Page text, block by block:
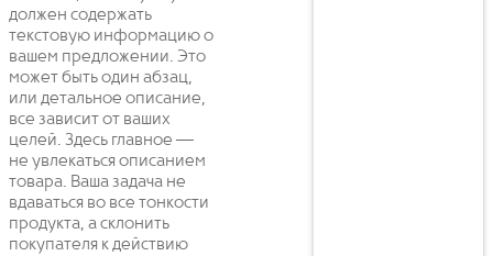
должен содержать
текстовую информацию о
вашем предложении. Это
может быть один абзац,
или детальное описание,
все зависит от ваших
целей. Здесь главное —
не увлекаться описанием
товара. Ваша задача не
вдаваться во все тонкости
продукта, а склонить
покупателя к действию